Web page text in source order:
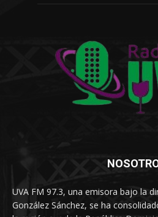
UVA FM 97.3, una emisora bajo la
González Sánchez, se ha